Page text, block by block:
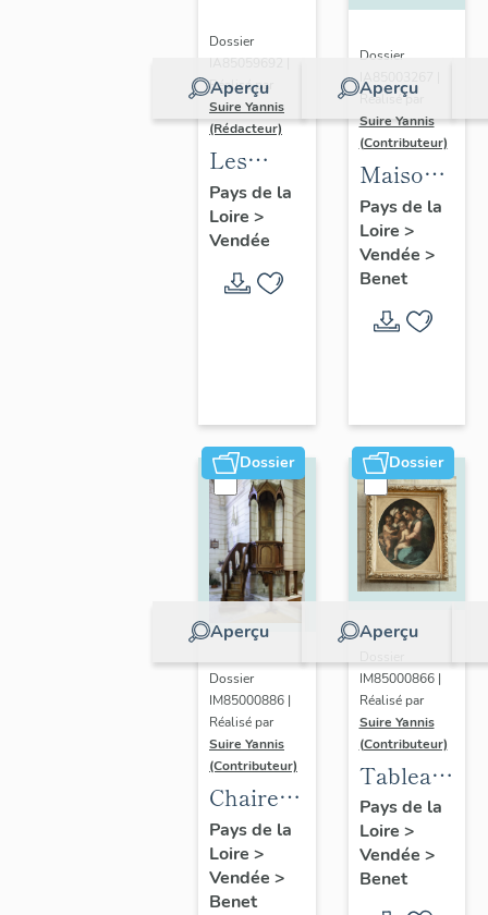
Aperçu
Dossier
IA85059692 |
Réalisé par
Suire Yannis
(Rédacteur)
Les
ports
dans la
vallée de
la Sèvre
Pays de la
Loire >
Vendée
Aperçu
Dossier
IA85003267 |
Réalisé par
Suire Yannis
(Contributeur)
Maisons,
fermes :
l'habitat
à Benet
Pays de la
Loire >
Vendée >
Benet
Dossier
Aperçu
Dossier
IM85000886 |
Réalisé par
Suire Yannis
(Contributeur)
Chaire à
prêcher
Pays de la
Loire >
Vendée >
Benet
Dossier
Aperçu
IM85000866 |
Réalisé par
Suire Yannis
(Contributeur)
Tableau :
Sainte
Famille
Pays de la
Loire >
Vendée >
Benet